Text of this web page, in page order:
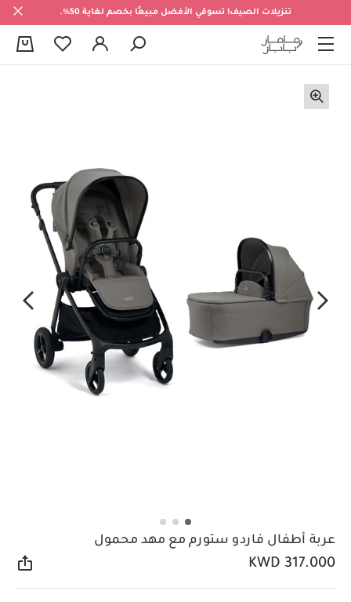
تنزيلات الصيف! تسوقي الأفضل مبيعًا بخصم لغاية 50%.
عربة أطفال فاردو ستورم مع مهد محمول
KWD 317.000